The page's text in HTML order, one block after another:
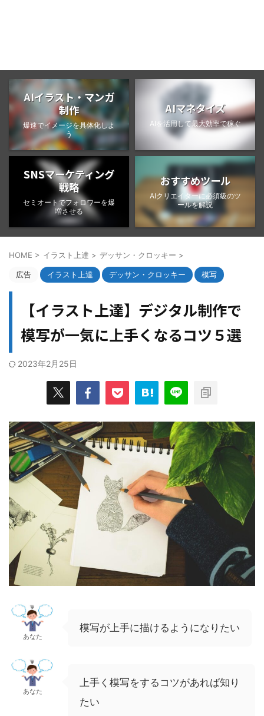
AIイラスト・マンガ
制作
爆速でイメージを具体化しよ
う
AIマネタイズ
AIを活用して最大効率で稼ぐ
SNSマーケティング
戦略
セミオートでフォロワーを爆
増させる
おすすめツール
AIクリエイターに必須級のツ
ールを解説
HOME > イラスト上達 > デッサン・クロッキー >
広告 イラスト上達 デッサン・クロッキー 模写
【イラスト上達】デジタル制作で
模写が一気に上手くなるコツ５選
2023年2月25日
あなた
模写が上手に描けるようになりたい
あなた
上手く模写をするコツがあれば知り
たい